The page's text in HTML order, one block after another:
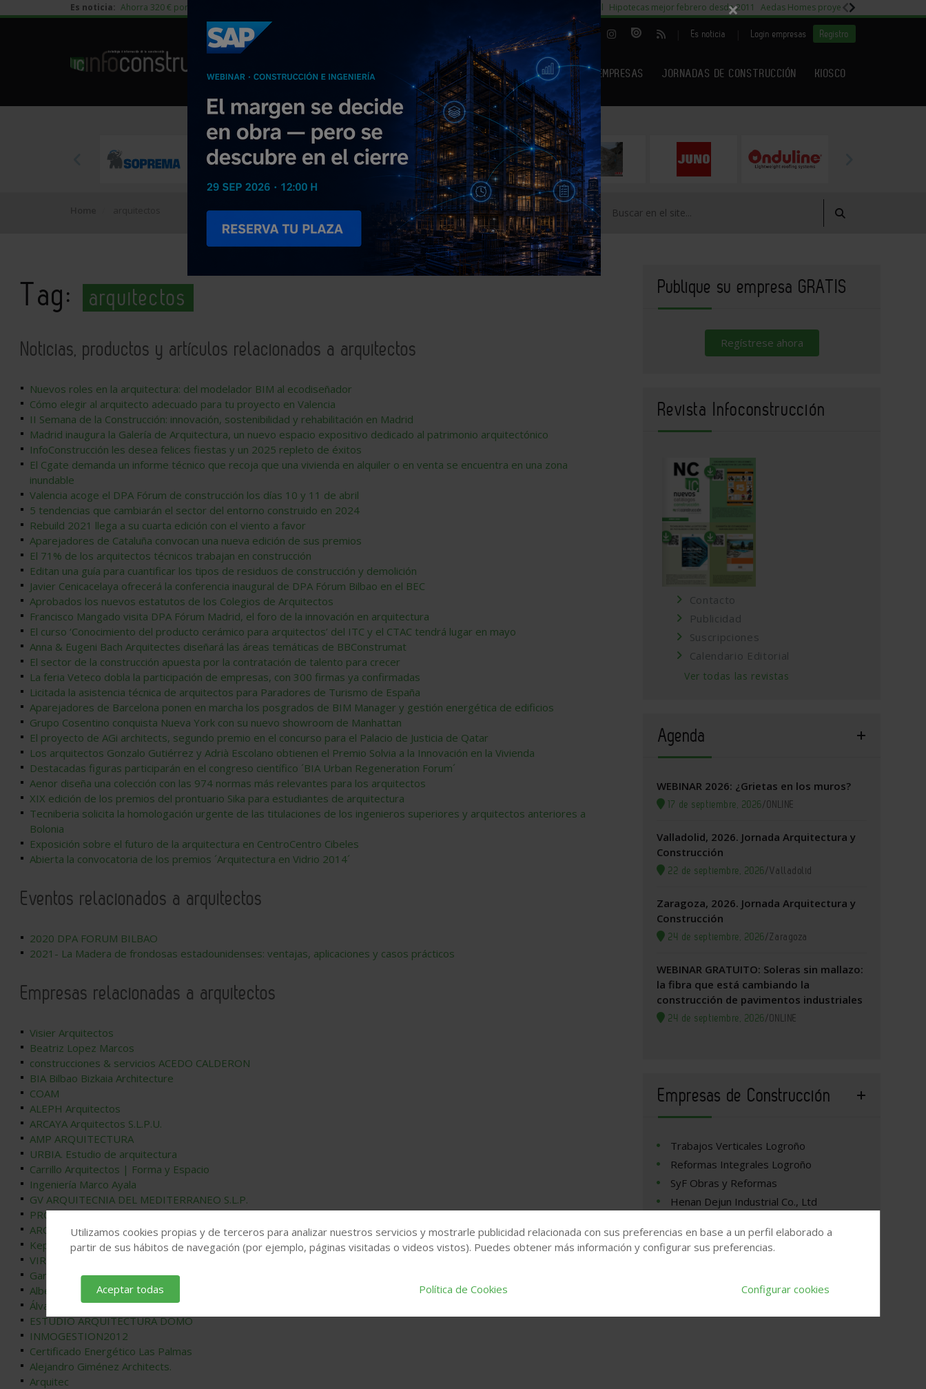
Es noticia: Ahorra 320 € por vivienda en edificación residencial 29% cambiar al alquiler temporal Hipotecas mejor febrero desde 2011 Aedas Homes proyecto Fiora
| Es noticia Login empresas Registro
NOTICIAS PRODUCTOS AGENDA ARTÍCULOS EMPRESAS JORNADAS DE CONSTRUCCIÓN KIOSCO
EMPRESAS PREMIUM
Tag: arquitectos
Noticias, productos y artículos relacionados a arquitectos
Nuevos roles en la arquitectura: del modelador BIM al ecodiseñador
Cómo elegir al arquitecto adecuado para tu proyecto en Valencia
II Semana de la Construcción: innovación, sostenibilidad y rehabilitación en Madrid
Madrid inaugura la Galería de Arquitectura, un nuevo espacio expositivo dedicado al patrimonio arquitectónico
InfoConstrucción les desea felices fiestas y un 2025 repleto de éxitos
El Cgate demanda un informe técnico que recoja que una vivienda en alquiler o en venta se encuentra en una zona
inundable
Valencia acoge el DPA Fórum de construcción los días 10 y 11 de abril
5 tendencias que cambiarán el sector del entorno construido en 2024
Rebuild 2021 llega a su cuarta edición con el viento a favor
Aparejadores de Cataluña convocan una nueva edición de sus premios
El 71% de los arquitectos técnicos trabajan en construcción
Editan una guía para cuantificar los tipos de residuos de construcción y demolición
Javier Cenicacelaya ofrecerá la conferencia inaugural de DPA Fórum Bilbao en el BEC
Aprobados los nuevos estatutos de los Colegios de Arquitectos
Francisco Mangado visita DPA Fórum Madrid, el foro de la innovación en arquitectura
El curso ‘Conocimiento del producto cerámico para arquitectos’ del ITC y el CTAC tendrá lugar en mayo
Anna & Eugeni Bach Arquitectes diseñará las áreas temáticas de BBConstrumat
El sector de la construcción apuesta por la contratación de talento para crecer
La feria Veteco dobla la participación de empresas, con 300 firmas ya confirmadas
Licitada la asistencia técnica de arquitectos para Paradores de Turismo de España
Aparejadores de Barcelona ponen en marcha los posgrados de BIM Manager y gestión energética de edificios
Grupo Cosentino conquista Nueva York con su nuevo showroom de Manhattan
El proyecto de AGi architects, segundo premio en el concurso para el Palacio de Justicia de Qatar
Los arquitectos Gonzalo Gutiérrez y Adrià Escolano obtienen el Premio Solvia a la Innovación en la Vivienda
Destacadas figuras participarán en el congreso científico ´BIA Urban Regeneration Forum´
Aenor diseña una colección con las 974 normas más relevantes para los arquitectos
XIX edición de los premios del prontuario Sika para estudiantes de arquitectura
Tecniberia solicita la homologación urgente de las titulaciones de los ingenieros superiores y arquitectos anteriores a
Bolonia
Exposición sobre el futuro de la arquitectura en CentroCentro Cibeles
Abierta la convocatoria de los premios ´Arquitectura en Vidrio 2014´
Eventos relacionados a arquitectos
2020 DPA FORUM BILBAO
2021- La Madera de frondosas estadounidenses: ventajas, aplicaciones y casos prácticos
Empresas relacionadas a arquitectos
Visier Arquitectos
Beatriz Lopez Marcos
construcciones & servicios ACEDO CALDERON
BIA Bilbao Bizkaia Architecture
COAM
ALEPH Arquitectos
ARCAYA Arquitectos S.L.P.U.
AMP ARQUITECTURA
URBIA. Estudio de arquitectura
Carrillo Arquitectos | Forma y Espacio
Ingeniería Marco Ayala
GV ARQUITECNIA DEL MEDITERRANEO S.L.P.
PROYECTOS Y OBRAS JACRISA SL
ARQUITECTURA SOSTENIBLE INTEGRAL -ASI-
Kepa Eneko Reguilon Uriarte
VIRELDALIA ARQUITECTOS
García&Carmona; Arquitectos
Alberto Cameselle Arquitectos
Álvaro Sanz Zamora
ESTUDIO ARQUITECTURA DOMO
INMOGESTION2012
Certificado Energético Las Palmas
Alejandro Giménez Architects.
Arquitec
Publique su empresa GRATIS
Regístrese ahora
Revista Infoconstrucción
Contacto
Publicidad
Suscripciones
Calendario Editorial
Ver todas las revistas
Agenda
WEBINAR 2026: ¿Grietas en los muros?
17 de septiembre, 2026/ONLINE
Valladolid, 2026. Jornada Arquitectura y
Construcción
22 de septiembre, 2026/Valladolid
Zaragoza, 2026. Jornada Arquitectura y
Construcción
24 de septiembre, 2026/Zaragoza
WEBINAR GRATUITO: Soleras sin mallazo:
la fibra que está cambiando la
construcción de pavimentos industriales
24 de septiembre, 2026/ONLINE
Empresas de Construcción
Trabajos Verticales Logroño
Reformas Integrales Logroño
SyF Obras y Reformas
Henan Dejun Industrial Co., Ltd
Utilizamos cookies propias y de terceros para analizar nuestros servicios y mostrarle publicidad relacionada con sus preferencias en base a un perfil elaborado a
partir de sus hábitos de navegación (por ejemplo, páginas visitadas o videos vistos). Puedes obtener más información y configurar sus preferencias.
Aceptar todas Política de Cookies Configurar cookies
×